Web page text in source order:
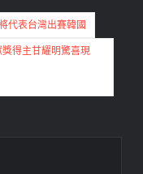
代表台灣出賽韓國
得主甘耀明驚喜現